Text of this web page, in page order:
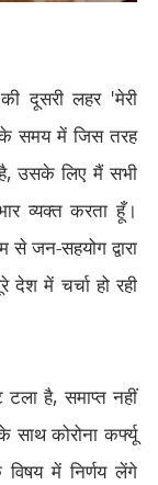
दूसरी लहर 'मेरी
समय में जिस तरह
,उसके लिए मैं सभी
व्यक्त करता हूँ।
जन-सहयोग द्वारा
देश में चर्चा हो रही
टला है,समाप्त नहीं
कोरोना कर्फ्यू
में निर्णय लेंगे